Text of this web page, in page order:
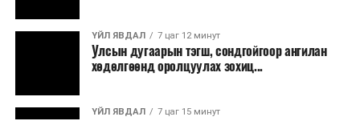
ҮЙЛ ЯВДАЛ 7 цаг 12 минут
Улсын дугаарын тэгш, сондгойгоор ангилан
хөдөлгөөнд оролцуулах зохиц...
ҮЙЛ ЯВДАЛ 7 цаг 15 минут